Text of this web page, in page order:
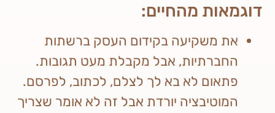
דוגמאות מהחיים:
את משקיעה בקידום העסק ברשתות
החברתיות, אבל מקבלת מעט תגובות.
פתאום לא בא לך לצלם, לכתוב, לפרסם.
המוטיבציה יורדת אבל זה לא אומר שצריך